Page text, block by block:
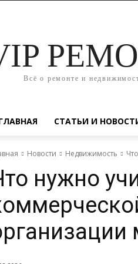
Всё о ремонте и
СТАТЬИ И
Новости Недвижимость
нужно